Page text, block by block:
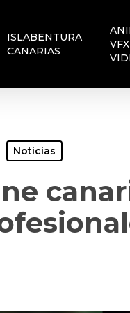
ISLABENTURA
CANARIAS
Noticias